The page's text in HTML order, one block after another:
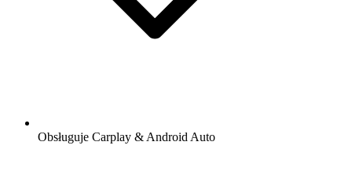
Obsługuje Carplay & Android Auto